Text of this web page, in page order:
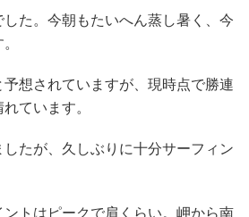
た。今朝もたいへん蒸し暑く、今
想されていますが、現時点で勝連
ています。
たが、久しぶりに十分サーフィン
トはピークで肩くらい。岬から南